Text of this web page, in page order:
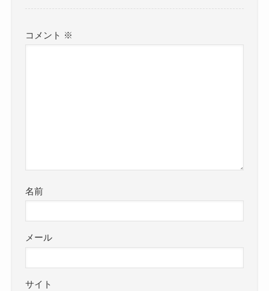
コメント ※
名前
メール
サイト